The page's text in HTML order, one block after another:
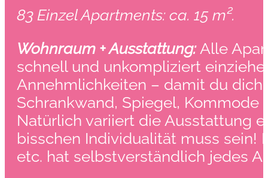
83 Einzel Apartments: ca. 15 m².
Wohnraum + Ausstattung: Alle
schnell und unkompliziert
Annehmlichkeiten – damit du
Schrankwand, Spiegel,
Natürlich variiert die Ausstattung
bisschen Individualität muss sein!
etc. hat selbstverständlich jedes